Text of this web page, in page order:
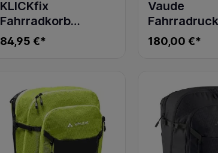
KLICKfix
Fahrradkorb
BIKEBASKET twist
rose
84,95 €*
Vaude
Cycle 28 II
Luminum
180,00 €*